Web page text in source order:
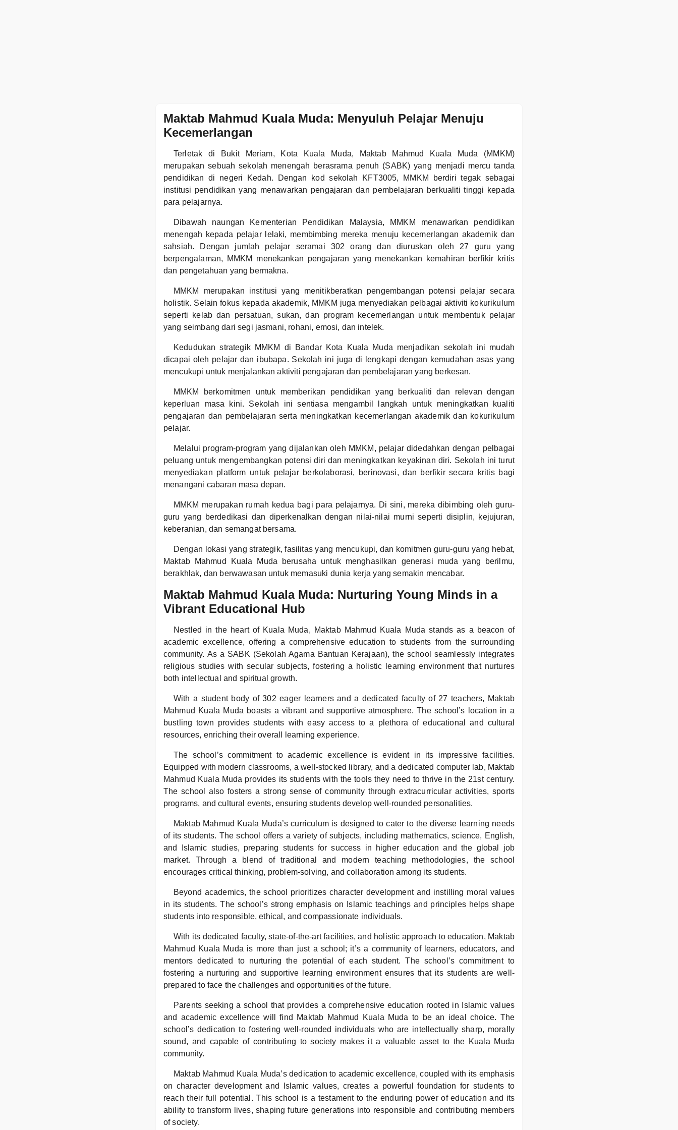
Maktab Mahmud Kuala Muda: Menyuluh Pelajar Menuju
Kecemerlangan
Terletak di Bukit Meriam, Kota Kuala Muda, Maktab Mahmud Kuala Muda (MMKM)
merupakan sebuah sekolah menengah berasrama penuh (SABK) yang menjadi mercu tanda
pendidikan di negeri Kedah. Dengan kod sekolah KFT3005, MMKM berdiri tegak sebagai
institusi pendidikan yang menawarkan pengajaran dan pembelajaran berkualiti tinggi kepada
para pelajarnya.
Dibawah naungan Kementerian Pendidikan Malaysia, MMKM menawarkan pendidikan
menengah kepada pelajar lelaki, membimbing mereka menuju kecemerlangan akademik dan
sahsiah. Dengan jumlah pelajar seramai 302 orang dan diuruskan oleh 27 guru yang
berpengalaman, MMKM menekankan pengajaran yang menekankan kemahiran berfikir kritis
dan pengetahuan yang bermakna.
MMKM merupakan institusi yang menitikberatkan pengembangan potensi pelajar secara
holistik. Selain fokus kepada akademik, MMKM juga menyediakan pelbagai aktiviti kokurikulum
seperti kelab dan persatuan, sukan, dan program kecemerlangan untuk membentuk pelajar
yang seimbang dari segi jasmani, rohani, emosi, dan intelek.
Kedudukan strategik MMKM di Bandar Kota Kuala Muda menjadikan sekolah ini mudah
dicapai oleh pelajar dan ibubapa. Sekolah ini juga di lengkapi dengan kemudahan asas yang
mencukupi untuk menjalankan aktiviti pengajaran dan pembelajaran yang berkesan.
MMKM berkomitmen untuk memberikan pendidikan yang berkualiti dan relevan dengan
keperluan masa kini. Sekolah ini sentiasa mengambil langkah untuk meningkatkan kualiti
pengajaran dan pembelajaran serta meningkatkan kecemerlangan akademik dan kokurikulum
pelajar.
Melalui program-program yang dijalankan oleh MMKM, pelajar didedahkan dengan pelbagai
peluang untuk mengembangkan potensi diri dan meningkatkan keyakinan diri. Sekolah ini turut
menyediakan platform untuk pelajar berkolaborasi, berinovasi, dan berfikir secara kritis bagi
menangani cabaran masa depan.
MMKM merupakan rumah kedua bagi para pelajarnya. Di sini, mereka dibimbing oleh guru-
guru yang berdedikasi dan diperkenalkan dengan nilai-nilai murni seperti disiplin, kejujuran,
keberanian, dan semangat bersama.
Dengan lokasi yang strategik, fasilitas yang mencukupi, dan komitmen guru-guru yang hebat,
Maktab Mahmud Kuala Muda berusaha untuk menghasilkan generasi muda yang berilmu,
berakhlak, dan berwawasan untuk memasuki dunia kerja yang semakin mencabar.
Maktab Mahmud Kuala Muda: Nurturing Young Minds in a
Vibrant Educational Hub
Nestled in the heart of Kuala Muda, Maktab Mahmud Kuala Muda stands as a beacon of
academic excellence, offering a comprehensive education to students from the surrounding
community. As a SABK (Sekolah Agama Bantuan Kerajaan), the school seamlessly integrates
religious studies with secular subjects, fostering a holistic learning environment that nurtures
both intellectual and spiritual growth.
With a student body of 302 eager learners and a dedicated faculty of 27 teachers, Maktab
Mahmud Kuala Muda boasts a vibrant and supportive atmosphere. The school’s location in a
bustling town provides students with easy access to a plethora of educational and cultural
resources, enriching their overall learning experience.
The school’s commitment to academic excellence is evident in its impressive facilities.
Equipped with modern classrooms, a well-stocked library, and a dedicated computer lab, Maktab
Mahmud Kuala Muda provides its students with the tools they need to thrive in the 21st century.
The school also fosters a strong sense of community through extracurricular activities, sports
programs, and cultural events, ensuring students develop well-rounded personalities.
Maktab Mahmud Kuala Muda’s curriculum is designed to cater to the diverse learning needs
of its students. The school offers a variety of subjects, including mathematics, science, English,
and Islamic studies, preparing students for success in higher education and the global job
market. Through a blend of traditional and modern teaching methodologies, the school
encourages critical thinking, problem-solving, and collaboration among its students.
Beyond academics, the school prioritizes character development and instilling moral values
in its students. The school’s strong emphasis on Islamic teachings and principles helps shape
students into responsible, ethical, and compassionate individuals.
With its dedicated faculty, state-of-the-art facilities, and holistic approach to education, Maktab
Mahmud Kuala Muda is more than just a school; it’s a community of learners, educators, and
mentors dedicated to nurturing the potential of each student. The school’s commitment to
fostering a nurturing and supportive learning environment ensures that its students are well-
prepared to face the challenges and opportunities of the future.
Parents seeking a school that provides a comprehensive education rooted in Islamic values
and academic excellence will find Maktab Mahmud Kuala Muda to be an ideal choice. The
school’s dedication to fostering well-rounded individuals who are intellectually sharp, morally
sound, and capable of contributing to society makes it a valuable asset to the Kuala Muda
community.
Maktab Mahmud Kuala Muda’s dedication to academic excellence, coupled with its emphasis
on character development and Islamic values, creates a powerful foundation for students to
reach their full potential. This school is a testament to the enduring power of education and its
ability to transform lives, shaping future generations into responsible and contributing members
of society.